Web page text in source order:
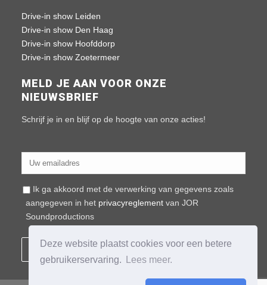
Deze website plaatst cookies voor een betere
gebruikerservaring.
Lees meer.
Drive-in show Leiden
Drive-in show Den Haag
Drive-in show Hoofddorp
Drive-in show Zoetermeer
MELD JE AAN VOOR ONZE
NIEUWSBRIEF
Schrijf je in en blijf op de hoogte van onze acties!
Ik ga akkoord met de verwerking van gegevens zoals
aangegeven in het privacyreglement van JOR
Soundproductions